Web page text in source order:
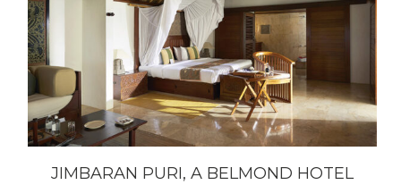
JIMBARAN PURI, A BELMOND HOTEL